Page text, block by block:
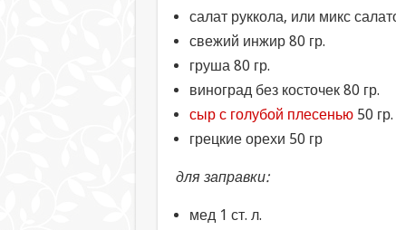
салат руккола, или микс
свежий инжир 80 гр.
груша 80 гр.
виноград без косточек 80 гр.
сыр с голубой плесенью50 гр.
грецкие орехи 50 гр
для заправки:
мед 1 ст. л.